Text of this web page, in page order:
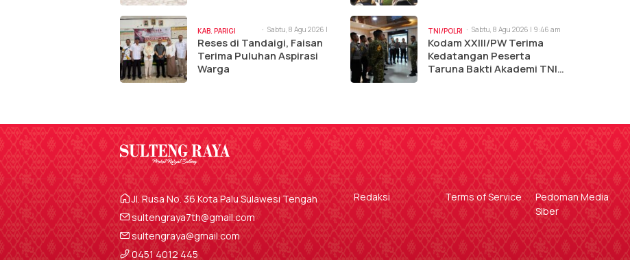
KAB. PARIGI
MOUTONG
Sabtu, 8 Agu 2026 |
9:57 am
Reses di Tandaigi, Faisan
Terima Puluhan Aspirasi
Warga
TNI/POLRI Sabtu, 8 Agu 2026 | 9:46 am
Kodam XXIII/PW Terima
Kedatangan Peserta
Taruna Bakti Akademi TNI
Jl. Rusa No. 36 Kota Palu Sulawesi Tengah
sultengraya7th@gmail.com
sultengraya@gmail.com
0451 4012 445
Redaksi Terms of Service
Pedoman Media
Siber